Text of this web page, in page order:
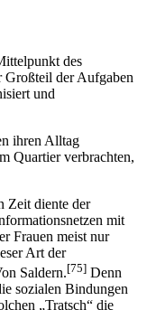
des
Großteil der Aufgaben
und
ihren Alltag
Quartier verbrachten,
Zeit diente der
mit
Frauen meist nur
Art der
Saldern.[75] Denn
sozialen Bindungen
„Tratsch“ die